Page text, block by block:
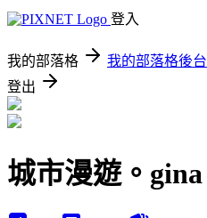
登入
我的部落格 我的部落格後台
登出
城市漫遊。gina